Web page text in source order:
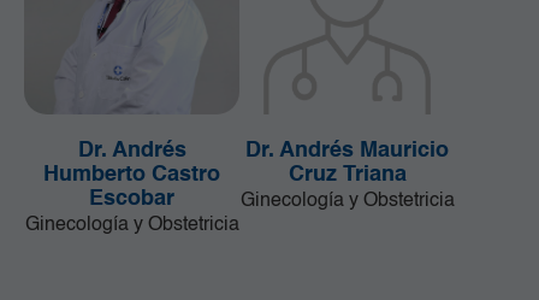
Dr. Andrés
Humberto Castro
Escobar
Ginecología y Obstetricia
Dr. Andrés Mauricio
Cruz Triana
Ginecología y Obstetricia